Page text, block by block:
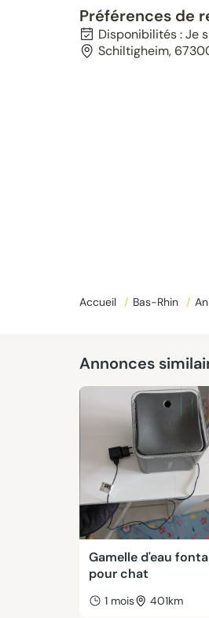
Préférences de
Disponibilités : Je
Schiltigheim,
Accueil / Bas-Rhin /
Annonces
Gamelle d'eau
pour chat
1 mois 401km